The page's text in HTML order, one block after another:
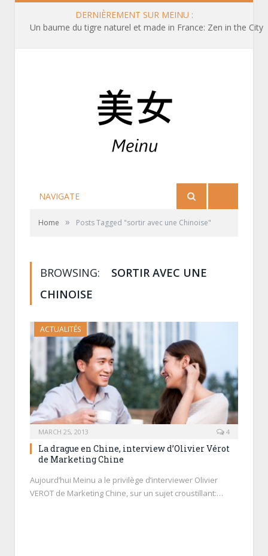
DERNIÈREMENT SUR MEINU :
Un baume du tigre naturel et made in France: Zen in the City
NAVIGATE
Home » Posts Tagged "sortir avec une Chinoise"
BROWSING:
SORTIR AVEC UNE
CHINOISE
ACTUALITÉS
MARCH 25, 2013 4
La drague en Chine, interview d’Olivier Vérot
de Marketing Chine
Aujourd’hui Meinu a le privilège d’interviewer Olivier
VEROT de Marketing Chine, sur un sujet croustillant:…